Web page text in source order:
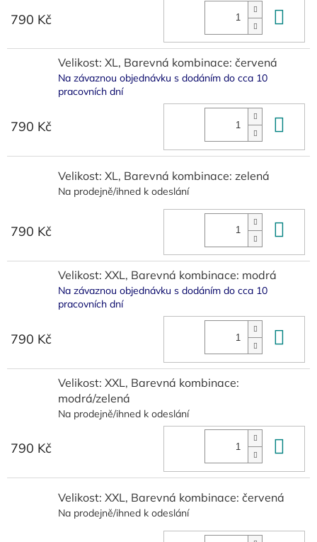
790 Kč
Velikost: XL, Barevná kombinace: červená
Na závaznou objednávku s dodáním do cca 10
pracovních dní
790 Kč
Velikost: XL, Barevná kombinace: zelená
Na prodejně/ihned k odeslání
790 Kč
Velikost: XXL, Barevná kombinace: modrá
Na závaznou objednávku s dodáním do cca 10
pracovních dní
790 Kč
Velikost: XXL, Barevná kombinace:
modrá/zelená
Na prodejně/ihned k odeslání
790 Kč
Velikost: XXL, Barevná kombinace: červená
Na prodejně/ihned k odeslání